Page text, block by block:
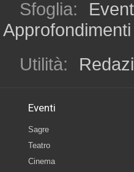
Sfoglia:
Approfondimenti
Utilità:
Eventi
Sagre
Teatro
Cinema